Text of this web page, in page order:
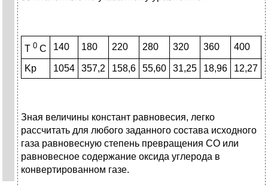
T 0 С 140 180 220 280 320 360 400
Kp 1054 357,2 158,6 55,60 31,25 18,96 12,27
Зная величины констант равновесия, легко
рассчитать для любого заданного состава исходного
газа равновесную степень превращения СО или
равновесное содержание оксида углерода в
конвертированном газе.